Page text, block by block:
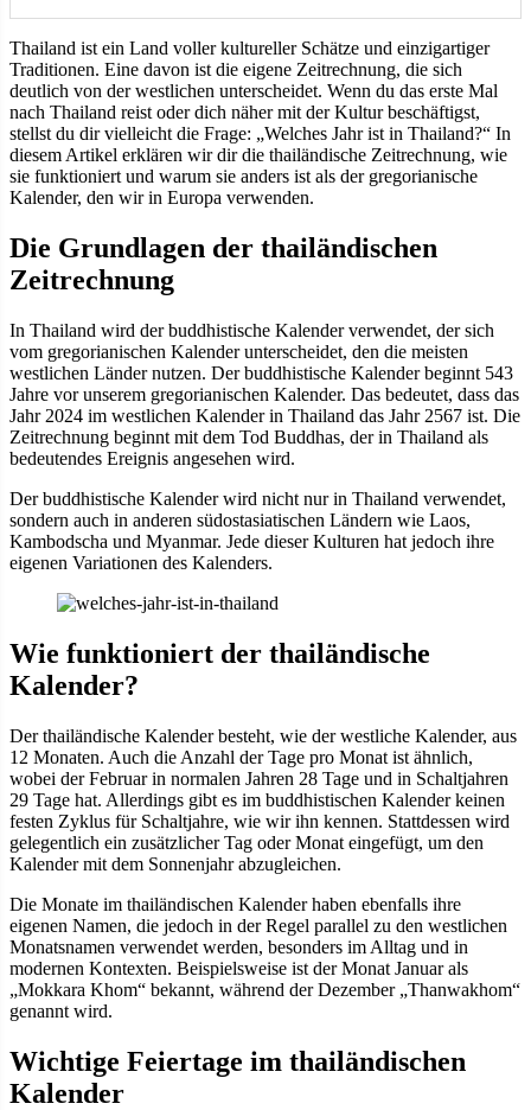
Thailand ist ein Land voller kultureller Schätze und einzigartiger
Traditionen. Eine davon ist die eigene Zeitrechnung, die sich
deutlich von der westlichen unterscheidet. Wenn du das erste Mal
nach Thailand reist oder dich näher mit der Kultur beschäftigst,
stellst du dir vielleicht die Frage: „Welches Jahr ist in Thailand?“ In
diesem Artikel erklären wir dir die thailändische Zeitrechnung, wie
sie funktioniert und warum sie anders ist als der gregorianische
Kalender, den wir in Europa verwenden.
Die Grundlagen der thailändischen
Zeitrechnung
In Thailand wird der buddhistische Kalender verwendet, der sich
vom gregorianischen Kalender unterscheidet, den die meisten
westlichen Länder nutzen. Der buddhistische Kalender beginnt 543
Jahre vor unserem gregorianischen Kalender. Das bedeutet, dass das
Jahr 2024 im westlichen Kalender in Thailand das Jahr 2567 ist. Die
Zeitrechnung beginnt mit dem Tod Buddhas, der in Thailand als
bedeutendes Ereignis angesehen wird.
Der buddhistische Kalender wird nicht nur in Thailand verwendet,
sondern auch in anderen südostasiatischen Ländern wie Laos,
Kambodscha und Myanmar. Jede dieser Kulturen hat jedoch ihre
eigenen Variationen des Kalenders.
Wie funktioniert der thailändische
Kalender?
Der thailändische Kalender besteht, wie der westliche Kalender, aus
12 Monaten. Auch die Anzahl der Tage pro Monat ist ähnlich,
wobei der Februar in normalen Jahren 28 Tage und in Schaltjahren
29 Tage hat. Allerdings gibt es im buddhistischen Kalender keinen
festen Zyklus für Schaltjahre, wie wir ihn kennen. Stattdessen wird
gelegentlich ein zusätzlicher Tag oder Monat eingefügt, um den
Kalender mit dem Sonnenjahr abzugleichen.
Die Monate im thailändischen Kalender haben ebenfalls ihre
eigenen Namen, die jedoch in der Regel parallel zu den westlichen
Monatsnamen verwendet werden, besonders im Alltag und in
modernen Kontexten. Beispielsweise ist der Monat Januar als
„Mokkara Khom“ bekannt, während der Dezember „Thanwakhom“
genannt wird.
Wichtige Feiertage im thailändischen
Kalender